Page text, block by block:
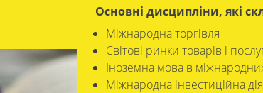
Основні дисципліни, які
Міжнародна торгівля
Світові ринки товарів і
Іноземна мова в
Міжнародна інвестиційна